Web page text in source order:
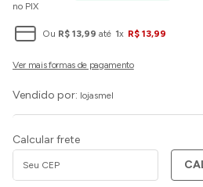
no PIX
Ou R$ 13,99 até 1x R$ 13,99
Vendido por: lojasmel
Calcular frete